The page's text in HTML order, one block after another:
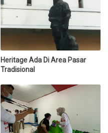
Heritage Ada Di Area Pasar
Tradisional